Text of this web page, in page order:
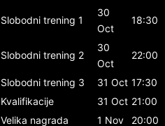
Slobodni trening 1
30
Oct
18:30
Slobodni trening 2
30
Oct
22:00
Slobodni trening 3 31 Oct 17:30
Kvalifikacije 31 Oct 21:00
Velika nagrada 1 Nov
20:00